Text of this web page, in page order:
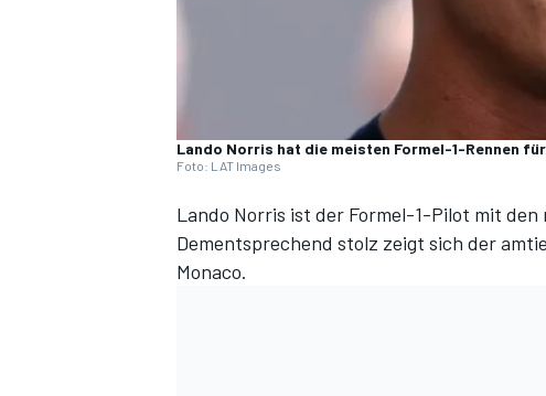
Lando Norris hat die meisten Formel-1-Rennen
Foto: LAT Images
Lando Norris ist der Formel-1-Pilot mit
Dementsprechend stolz zeigt sich der
Monaco.